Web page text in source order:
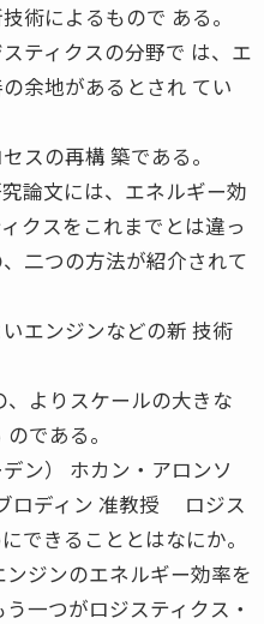
術によるもので ある。
ティクスの分野で は、エ
余地があるとされ てい
スの再構 築である。
論文には、エネルギー効
クスをこれまでとは違っ
二つの方法が紹介されて
エンジンなどの新 技術
よりスケールの大きな
である。
ン） ホカン・アロンソ
ロディン 准教授 ロジス
できることとはなにか。
ジンのエネルギー効率を
一つがロジスティクス・